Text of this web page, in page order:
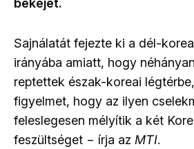
békéjét.
Sajnálatát fejezte ki a dél-
irányába amiatt, hogy
reptettek észak-koreai
figyelmet, hogy az ilyen
feleslegesen mélyítik a két
feszültséget − írja az MTI.